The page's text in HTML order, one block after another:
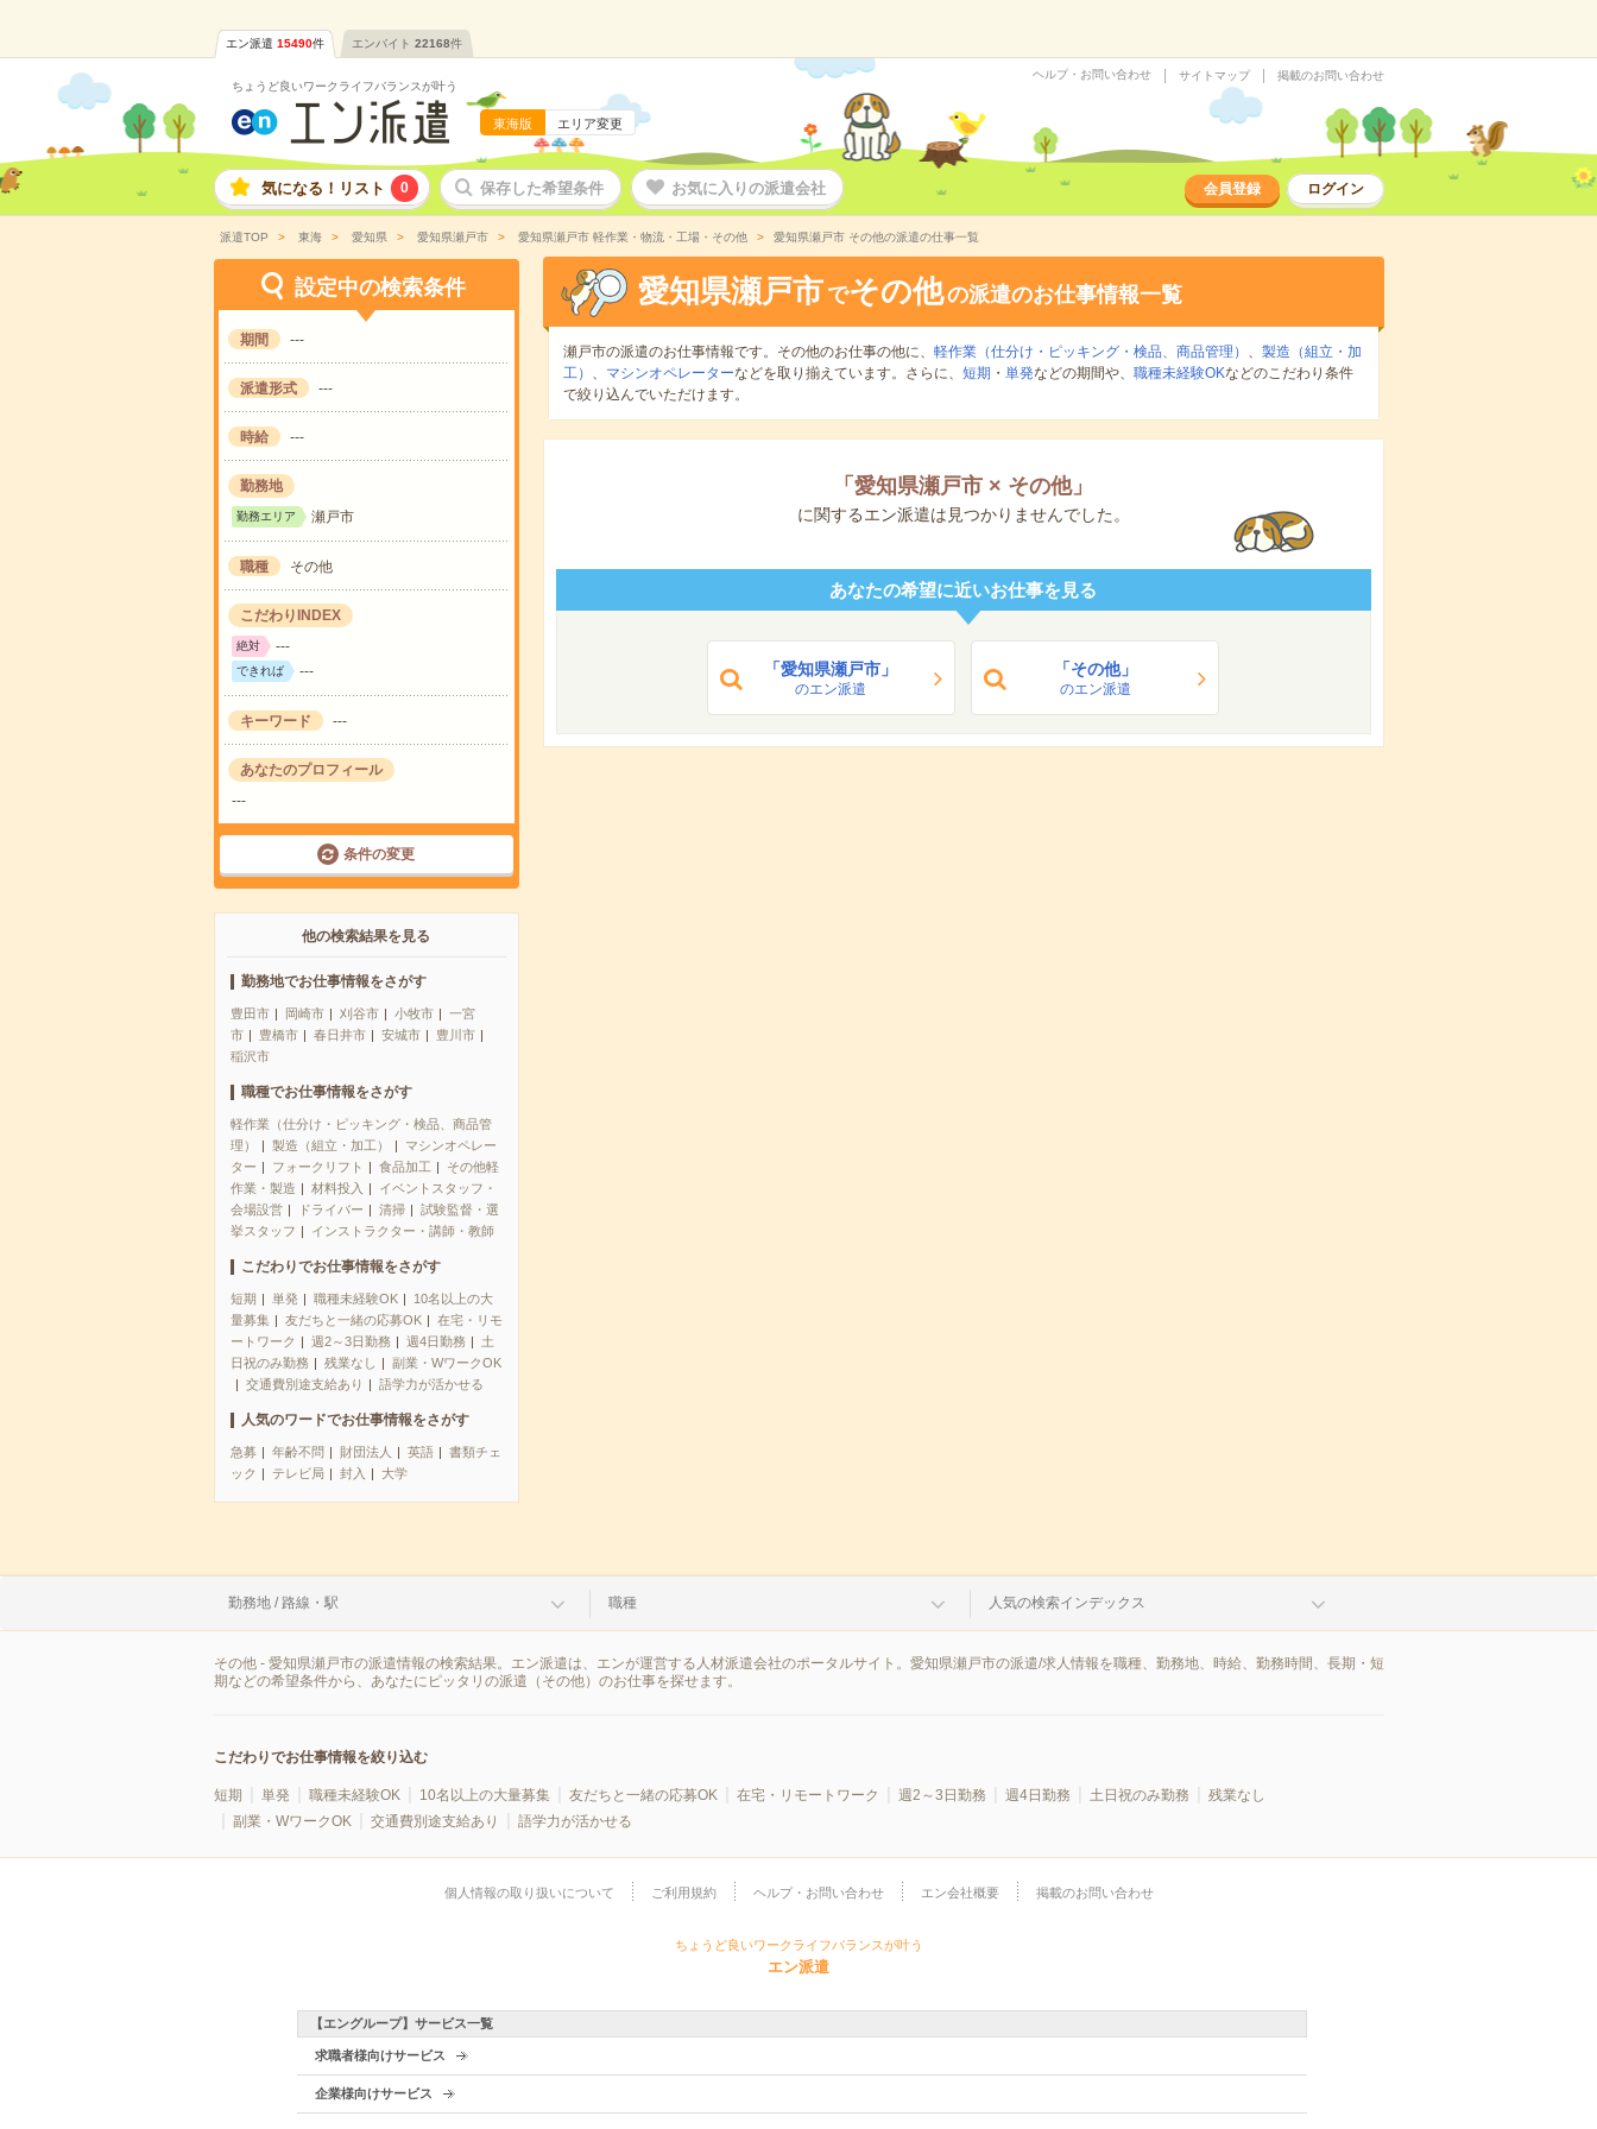
エン派遣 15490件 エンバイト 22168件
ちょうど良いワークライフバランスが叶う
東海版 エリア変更
ヘルプ・お問い合わせ サイトマップ 掲載のお問い合わせ
気になる！リスト 0 保存した希望条件 お気に入りの派遣会社 会員登録 ログイン
派遣TOP 東海 愛知県 愛知県瀬戸市 愛知県瀬戸市 軽作業・物流・工場・その他 愛知県瀬戸市 その他の派遣の仕事一覧
設定中の検索条件
期間 ---
派遣形式 ---
時給 ---
勤務地
勤務エリア 瀬戸市
職種 その他
こだわりINDEX
絶対 ---
できれば ---
キーワード ---
あなたのプロフィール
---
条件の変更
他の検索結果を見る
勤務地でお仕事情報をさがす
豊田市 岡崎市 刈谷市 小牧市
一宮
市
豊橋市 春日井市 安城市
豊川市
稲沢市
職種でお仕事情報をさがす
軽作業（仕分け・ピッキング・検品、商品管
理）
製造（組立・加工）
マシンオペレー
ター
フォークリフト 食品加工
その他軽
作業・製造
材料投入
イベントスタッフ・
会場設営
ドライバー 清掃
試験監督・選
挙スタッフ
インストラクター・講師・教師
こだわりでお仕事情報をさがす
短期 単発 職種未経験OK
10名以上の大
量募集
友だちと一緒の応募OK
在宅・リモ
ートワーク
週2～3日勤務 週4日勤務
土
日祝のみ勤務
残業なし
副業・WワークOK
交通費別途支給あり
語学力が活かせる
人気のワードでお仕事情報をさがす
急募 年齢不問 財団法人 英語
書類チェ
ック
テレビ局 封入 大学
愛知県瀬戸市 でその他の派遣のお仕事情報一覧
瀬戸市の派遣のお仕事情報です。その他のお仕事の他に、 軽作業（仕分け・ピッキング・検品、商品管理） 、 製造（組立・加
工） 、 マシンオペレーターなどを取り揃えています。さらに、 短期 ・ 単発などの期間や、 職種未経験OKなどのこだわり条件
で絞り込んでいただけます。
「 愛知県瀬戸市 × その他」
に関するエン派遣は見つかりませんでした。
あなたの希望に近いお仕事を見る
「愛知県瀬戸市」
のエン派遣
「その他」
のエン派遣
勤務地 / 路線・駅 職種 人気の検索インデックス
その他 - 愛知県瀬戸市の派遣情報の検索結果。エン派遣は、エンが運営する人材派遣会社のポータルサイト。愛知県瀬戸市の派遣/求人情報を職種、勤務地、時給、勤務時間、長期・短
期などの希望条件から、あなたにピッタリの派遣（その他）のお仕事を探せます。
こだわりでお仕事情報を絞り込む
短期 単発 職種未経験OK 10名以上の大量募集 友だちと一緒の応募OK 在宅・リモートワーク 週2～3日勤務 週4日勤務 土日祝のみ勤務
残業なし
副業・WワークOK
交通費別途支給あり 語学力が活かせる
個人情報の取り扱いについて ご利用規約 ヘルプ・お問い合わせ エン会社概要 掲載のお問い合わせ
ちょうど良いワークライフバランスが叶う
エン派遣
【エングループ】サービス一覧
求職者様向けサービス
企業様向けサービス